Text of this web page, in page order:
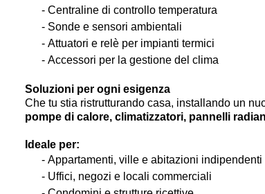
- Centraline di controllo temperatura
- Sonde e sensori ambientali
- Attuatori e relè per impianti termici
- Accessori per la gestione del clima
Soluzioni per ogni esigenza
Che tu stia ristrutturando casa, installando un
pompe di calore, climatizzatori, pannelli
Ideale per:
- Appartamenti, ville e abitazioni indipendenti
- Uffici, negozi e locali commerciali